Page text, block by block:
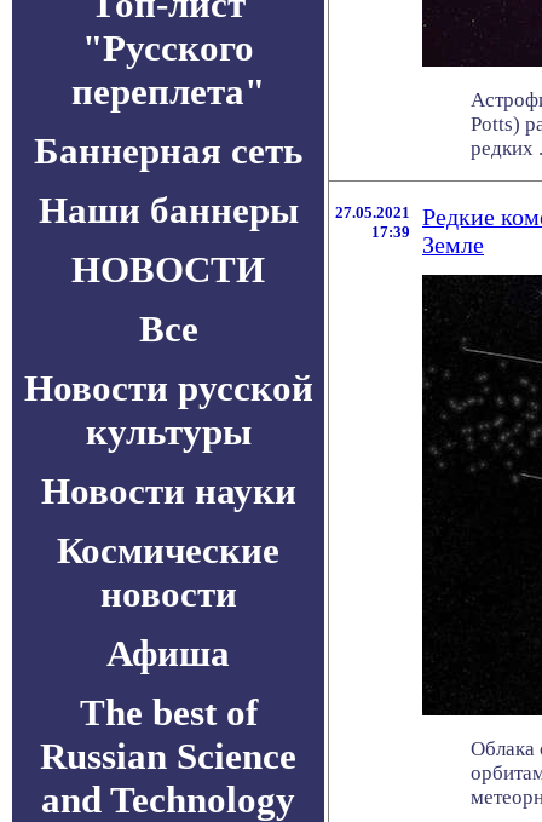
"Русского
переплета"
Баннерная сеть
Наши баннеры
НОВОСТИ
Все
Новости русской
культуры
Новости науки
Космические
новости
Афиша
The best of
Russian Science
and Technology
Potts)
редких
27.05.2021
17:39
Редкие
Земле
Облака